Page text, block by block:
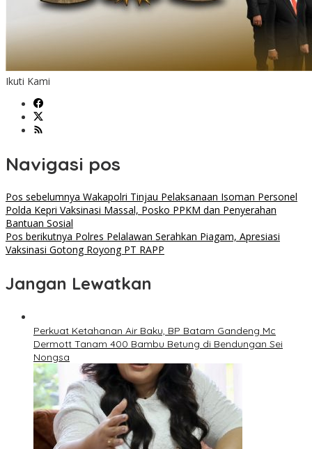
Ikuti Kami
Navigasi pos
Pos sebelumnya Wakapolri Tinjau Pelaksanaan Isoman Personel
Polda Kepri Vaksinasi Massal, Posko PPKM dan Penyerahan
Bantuan Sosial
Pos berikutnya Polres Pelalawan Serahkan Piagam, Apresiasi
Vaksinasi Gotong Royong PT RAPP
Jangan Lewatkan
Perkuat Ketahanan Air Baku, BP Batam Gandeng Mc
Dermott Tanam 400 Bambu Betung di Bendungan Sei
Nongsa